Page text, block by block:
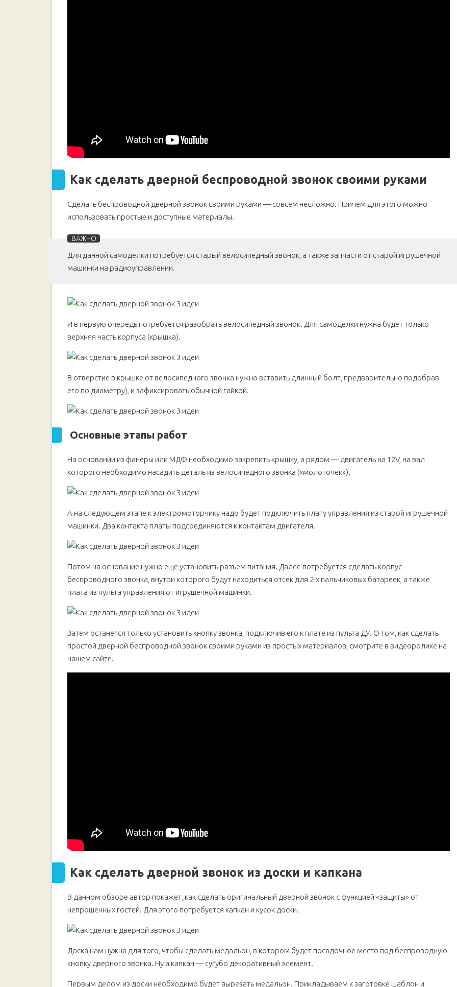
Как сделать дверной беспроводной звонок своими руками
Сделать беспроводной дверной звонок своими руками — совсем несложно. Причем для этого можно
использовать простые и доступные материалы.
Для данной самоделки потребуется старый велосипедный звонок, а также запчасти от старой игрушечной
машинки на радиоуправлении.
И в первую очередь потребуется разобрать велосипедный звонок. Для самоделки нужна будет только
верхняя часть корпуса (крышка).
В отверстие в крышке от велосипедного звонка нужно вставить длинный болт, предварительно подобрав
его по диаметру), и зафиксировать обычной гайкой.
Основные этапы работ
На основании из фанеры или МДФ необходимо закрепить крышку, а рядом — двигатель на 12V, на вал
которого необходимо насадить деталь из велосипедного звонка («молоточек»).
А на следующем этапе к электромоторчику надо будет подключить плату управления из старой игрушечной
машинки. Два контакта платы подсоединяются к контактам двигателя.
Потом на основание нужно еще установить разъем питания. Далее потребуется сделать корпус
беспроводного звонка, внутри которого будут находиться отсек для 2-х пальчиковых батареек, а также
плата из пульта управления от игрушечной машинки.
Затем останется только установить кнопку звонка, подключив его к плате из пульта ДУ. О том, как сделать
простой дверной беспроводной звонок своими руками из простых материалов, смотрите в видеоролике на
нашем сайте.
Как сделать дверной звонок из доски и капкана
В данном обзоре автор покажет, как сделать оригинальный дверной звонок с функцией «защиты» от
непрошенных гостей. Для этого потребуется капкан и кусок доски.
Доска нам нужна для того, чтобы сделать медальон, в котором будет посадочное место под беспроводную
кнопку дверного звонка. Ну а капкан — сугубо декоративный элемент.
Первым делом из доски необходимо будет вырезать медальон. Прикладываем к заготовке шаблон и